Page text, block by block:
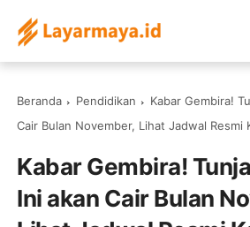
Beranda Pendidikan
Kabar Gembira!
Cair Bulan November, Lihat Jadwal Resmi
Kabar Gembira!
Ini akan Cair Bulan